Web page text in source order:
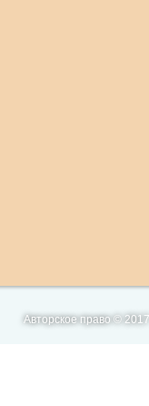
Авторское право ©